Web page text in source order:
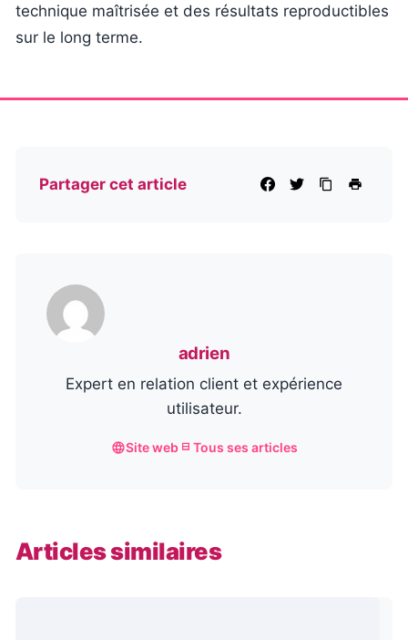
technique maîtrisée et des résultats reproductibles
sur le long terme.
Partager cet article
adrien
Expert en relation client et expérience
utilisateur.
Site web Tous ses articles
Articles similaires